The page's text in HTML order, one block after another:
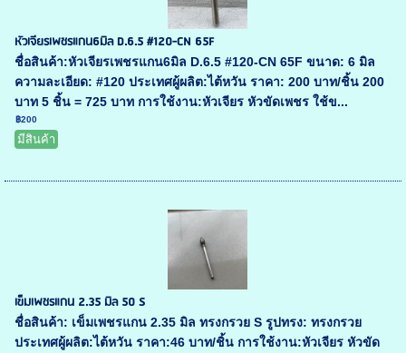
หัวเจียรเพชรแกน6มิล D.6.5 #120-CN 65F
ชื่อสินค้า:หัวเจียรเพชรแกน6มิล D.6.5 #120-CN 65F ขนาด: 6 มิล
ความละเอียด: #120 ประเทศผู้ผลิต:ไต้หวัน ราคา: 200 บาท/ชิ้น 200
บาท 5 ชิ้น = 725 บาท การใช้งาน:หัวเจียร หัวขัดเพชร ใช้ข...
฿200
มีสินค้า
เข็มเพชรแกน 2.35 มิล 50 S
ชื่อสินค้า: เข็มเพชรแกน 2.35 มิล ทรงกรวย S รูปทรง: ทรงกรวย
ประเทศผู้ผลิต:ไต้หวัน ราคา:46 บาท/ชิ้น การใช้งาน:หัวเจียร หัวขัด